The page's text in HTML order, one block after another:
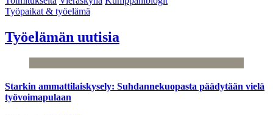
Työpaikat & työelämä
Työelämän uutisia
Starkin ammattilaiskysely: Suhdannekuopasta päädytään vielä
työvoimapulaan